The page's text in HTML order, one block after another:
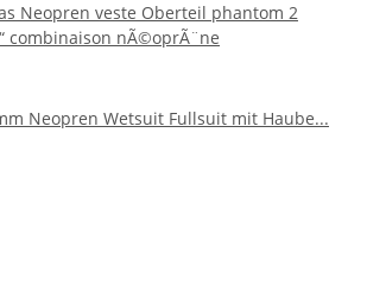
Neopren veste Oberteil phantom 2
combinaison nÃ©oprÃ¨ne